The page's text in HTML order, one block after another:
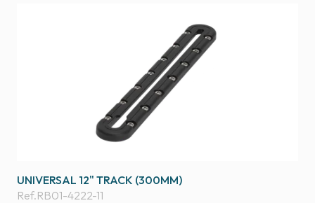
UNIVERSAL 12" TRACK (300MM)
Ref.RB01-4222-11